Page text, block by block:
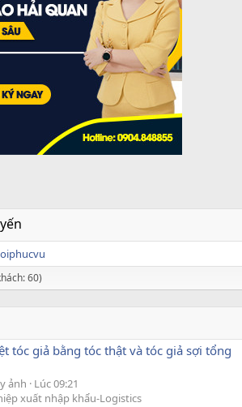
60)
tóc giả bằng tóc thật và tóc giả sợi tổng
ảnh
Lúc 09:21
xuất nhập khẩu-Logistics